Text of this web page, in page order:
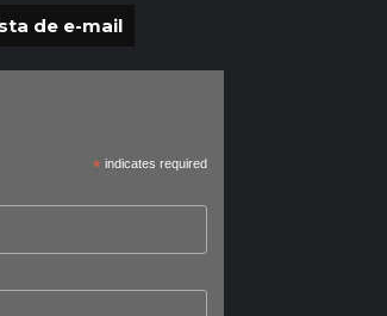
de e-mail
* indicates required